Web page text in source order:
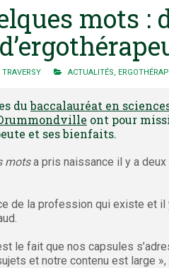
mots :
TRAVERSY ACTUALITÉS,
dubaccalauréat en
Drummondville ont pour
et ses bienfaits.
motsa pris naissance il y a
de la profession qui existe et il
le fait que nos capsules
et notre contenu est large »,